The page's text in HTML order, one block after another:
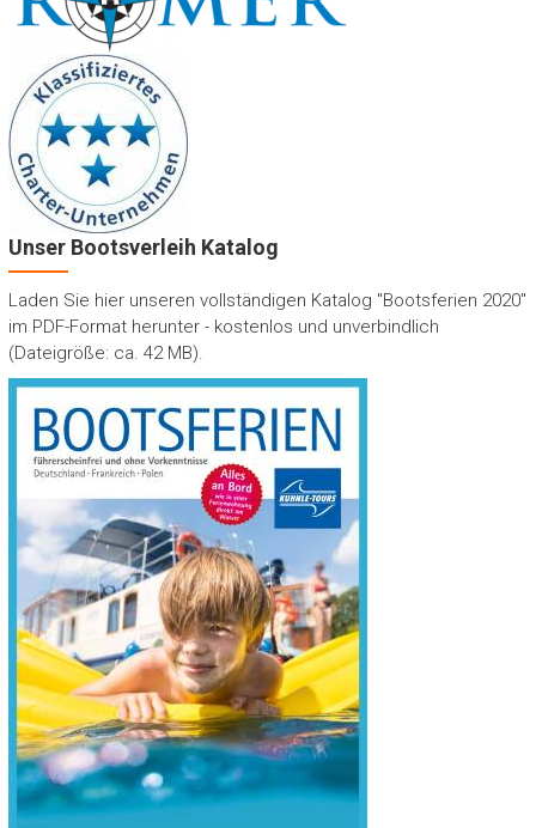
Unser Bootsverleih Katalog
Laden Sie hier unseren vollständigen Katalog "Bootsferien 2020"
im PDF-Format herunter - kostenlos und unverbindlich
(Dateigröße: ca. 42 MB).